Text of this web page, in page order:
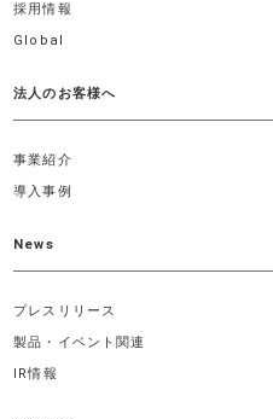
採用情報
Global
法人のお客様へ
事業紹介
導入事例
News
プレスリリース
製品・イベント関連
IR情報